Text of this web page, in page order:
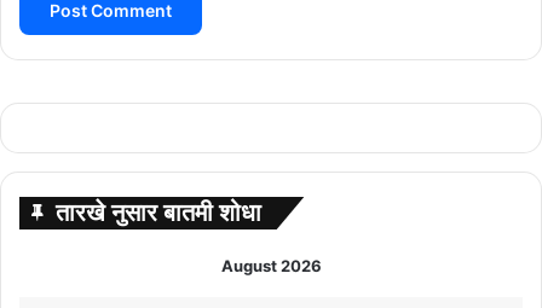
तारखे नुसार बातमी शोधा
August 2026